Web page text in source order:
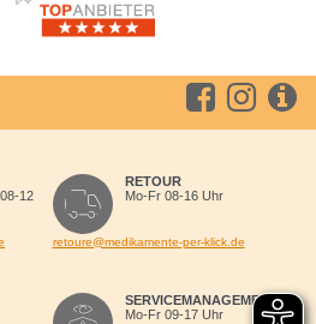
12
RETOUR
Mo-Fr 08-16 Uhr
retoure@medikamente-per-klick.de
SERVICEMANAGEMENT
Mo-Fr 09-17 Uhr